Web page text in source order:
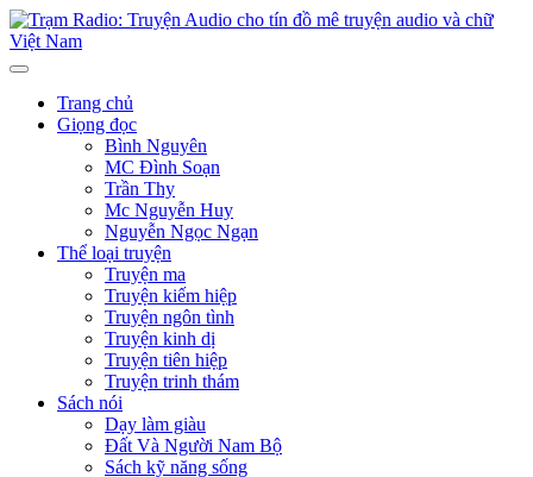
Trang chủ
Giọng đọc
Bình Nguyên
MC Đình Soạn
Trần Thy
Mc Nguyễn Huy
Nguyễn Ngọc Ngạn
Thể loại truyện
Truyện ma
Truyện kiếm hiệp
Truyện ngôn tình
Truyện kinh dị
Truyện tiên hiệp
Truyện trinh thám
Sách nói
Dạy làm giàu
Đất Và Người Nam Bộ
Sách kỹ năng sống